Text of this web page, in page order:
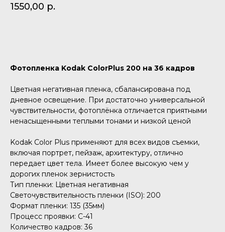
1550,00 р.
Фотопленка Kodak ColorPlus 200 на 36 кадров
Цветная негативная пленка, сбалансирована под
дневное освещение. При достаточно универсальной
чувствительности, фотоплёнка отличается приятными
ненасыщенными теплыми тонами и низкой ценой
Kodak Color Plus применяют для всех видов съемки,
включая портрет, пейзаж, архитектуру, отлично
передает цвет тела. Имеет более высокую чем у
дорогих пленок зернистость
Тип пленки: Цветная негативная
Светочувствительность пленки (ISO): 200
Формат пленки: 135 (35мм)
Процесс проявки: C-41
Количество кадров: 36